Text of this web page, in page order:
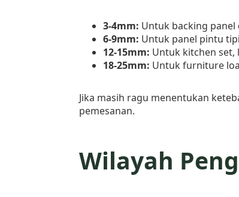
3-4mm: Untuk backing
6-9mm: Untuk panel pintu
12-15mm: Untuk kitchen
18-25mm: Untuk furniture
Jika masih ragu menentukan
pemesanan.
Wilayah